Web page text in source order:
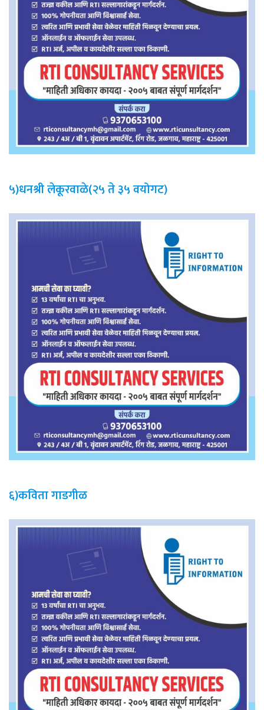
५)धनश्री लेकूरवाळे(२५ ते ३५ वयोगट)
६)कविता गाडगीळ